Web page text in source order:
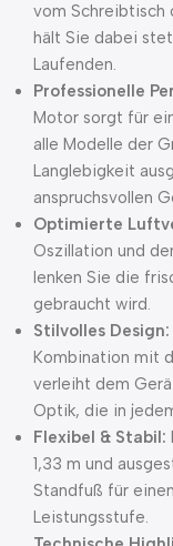
vom Schreibtisch
hält Sie dabei
Laufenden.
Professionelle
Motor sorgt für
alle Modelle der
Langlebigkeit
anspruchsvollen
Optimierte
Oszillation und
lenken Sie die
gebraucht wird.
Stilvolles Design:
Kombination mit
verleiht dem
Optik, die in
Flexibel & Stabil:
1,33 m und
Standfuß für
Leistungsstufe.